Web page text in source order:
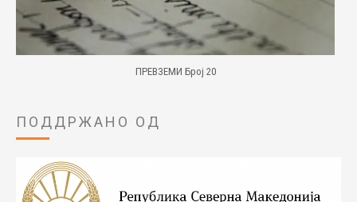
ПРЕВЗЕМИ Број 20
ПОДДРЖАНО ОД